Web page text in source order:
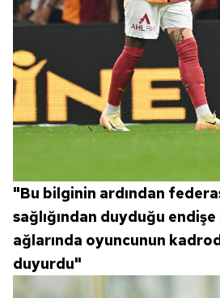
"Bu bilginin ardından
sağlığından duyduğu
ağlarında oyuncunun
duyurdu"